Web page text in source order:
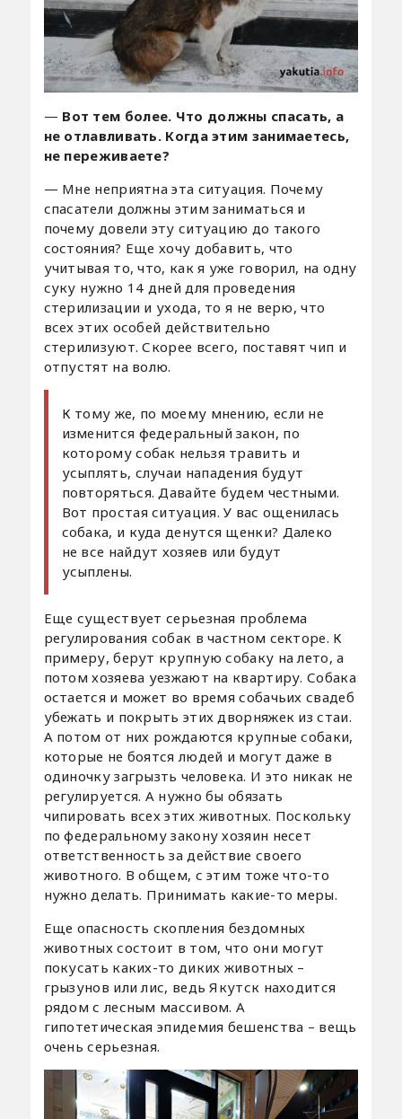
— Вот тем более. Что должны спасать, а
не отлавливать. Когда этим занимаетесь,
не переживаете?
— Мне неприятна эта ситуация. Почему
спасатели должны этим заниматься и
почему довели эту ситуацию до такого
состояния? Еще хочу добавить, что
учитывая то, что, как я уже говорил, на одну
суку нужно 14 дней для проведения
стерилизации и ухода, то я не верю, что
всех этих особей действительно
стерилизуют. Скорее всего, поставят чип и
отпустят на волю.
К тому же, по моему мнению, если не
изменится федеральный закон, по
которому собак нельзя травить и
усыплять, случаи нападения будут
повторяться. Давайте будем честными.
Вот простая ситуация. У вас ощенилась
собака, и куда денутся щенки? Далеко
не все найдут хозяев или будут
усыплены.
Еще существует серьезная проблема
регулирования собак в частном секторе. К
примеру, берут крупную собаку на лето, а
потом хозяева уезжают на квартиру. Собака
остается и может во время собачьих свадеб
убежать и покрыть этих дворняжек из стаи.
А потом от них рождаются крупные собаки,
которые не боятся людей и могут даже в
одиночку загрызть человека. И это никак не
регулируется. А нужно бы обязать
чипировать всех этих животных. Поскольку
по федеральному закону хозяин несет
ответственность за действие своего
животного. В общем, с этим тоже что-то
нужно делать. Принимать какие-то меры.
Еще опасность скопления бездомных
животных состоит в том, что они могут
покусать каких-то диких животных –
грызунов или лис, ведь Якутск находится
рядом с лесным массивом. А
гипотетическая эпидемия бешенства – вещь
очень серьезная.